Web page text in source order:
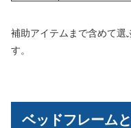
補助アイテムまで含めて選
す。
ベッドフレーム